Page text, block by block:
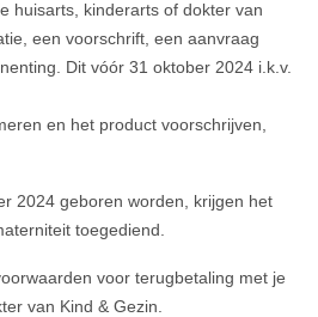
huisarts, kinderarts of dokter van
een voorschrift, een aanvraag
Dit vóór 31 oktober 2024 i.k.v.
en het product voorschrijven,
2024 geboren worden, krijgen het
toegediend.
voor terugbetaling met je
van Kind & Gezin.